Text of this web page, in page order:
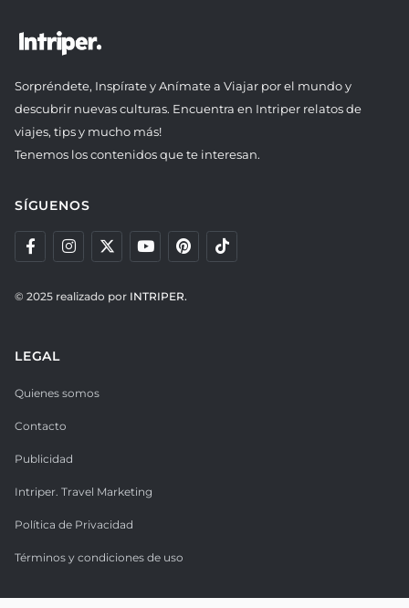
Sorpréndete, Inspírate y Anímate a Viajar por el mundo y
descubrir nuevas culturas. Encuentra en Intriper relatos de
viajes, tips y mucho más!
Tenemos los contenidos que te interesan.
SÍGUENOS
© 2025 realizado por INTRIPER.
LEGAL
Quienes somos
Contacto
Publicidad
Intriper. Travel Marketing
Política de Privacidad
Términos y condiciones de uso